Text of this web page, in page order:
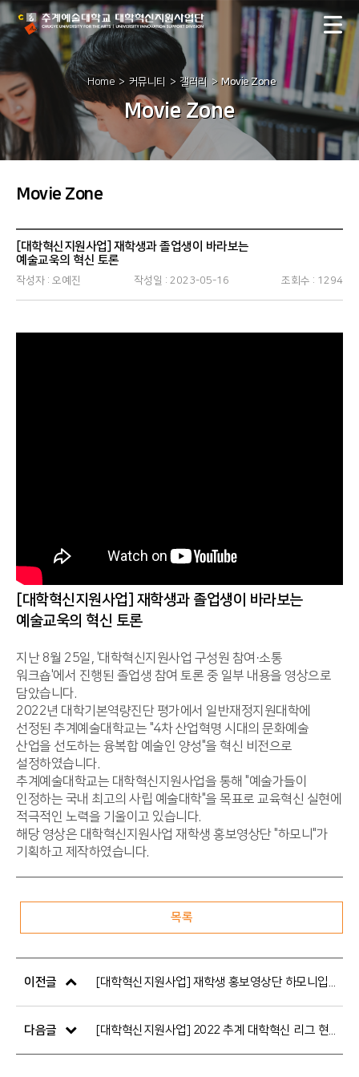
Home 커뮤니티 갤러리 Movie Zone
Movie Zone
Movie Zone
[대학혁신지원사업] 재학생과 졸업생이 바라보는
예술교욱의 혁신 토론
작성자 : 오예진 작성일 : 2023-05-16 조회수 : 1294
[대학혁신지원사업] 재학생과 졸업생이 바라보는
예술교욱의 혁신 토론
지난 8월 25일, '대학혁신지원사업 구성원 참여·소통
워크숍'에서 진행된 졸업생 참여 토론 중 일부 내용을 영상으로
담았습니다.
2022년 대학기본역량진단 평가에서 일반재정지원대학에
선정된 추계예술대학교는 "4차 산업혁명 시대의 문화예술
산업을 선도하는 융복합 예술인 양성"을 혁신 비전으로
설정하였습니다.
추계예술대학교는 대학혁신지원사업을 통해 "예술가들이
인정하는 국내 최고의 사립 예술대학"을 목표로 교육혁신 실현에
적극적인 노력을 기울이고 있습니다.
해당 영상은 대학혁신지원사업 재학생 홍보영상단 "하모니"가
기획하고 제작하였습니다.
목록
이전글
다음글